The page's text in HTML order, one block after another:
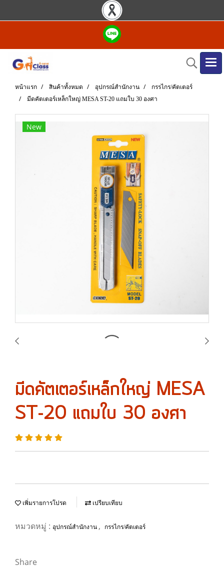
หน้าแรก สินค้าทั้งหมด อุปกรณ์สำนักงาน
กรรไกร/คัตเตอร์
มีดคัตเตอร์เหล็กใหญ่ MESA ST-20 แถมใบ 30 องศา
New
มีดคัตเตอร์เหล็กใหญ่ MESA
ST-20 แถมใบ 30 องศา
เพิ่มรายการโปรด เปรียบเทียบ
หมวดหมู่ : อุปกรณ์สำนักงาน , กรรไกร/คัตเตอร์
Share